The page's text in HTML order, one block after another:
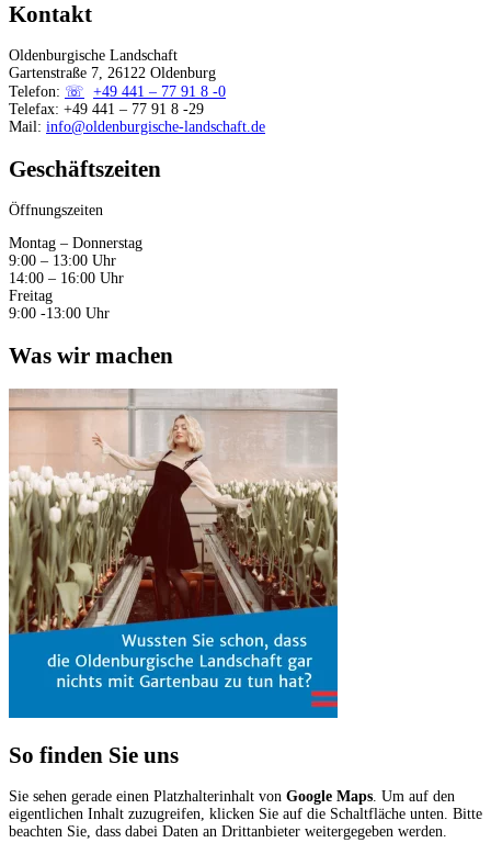
Kontakt
Oldenburgische Landschaft
Gartenstraße 7, 26122 Oldenburg
Telefon:
+49 441 – 77 91 8 -0
Telefax: +49 441 – 77 91 8 -29
Mail: info@oldenburgische-landschaft.de
Geschäftszeiten
Öffnungszeiten
Montag – Donnerstag
9:00 – 13:00 Uhr
14:00 – 16:00 Uhr
Freitag
9:00 -13:00 Uhr
Was wir machen
So finden Sie uns
Sie sehen gerade einen Platzhalterinhalt von Google Maps . Um auf den
eigentlichen Inhalt zuzugreifen, klicken Sie auf die Schaltfläche unten. Bitte
beachten Sie, dass dabei Daten an Drittanbieter weitergegeben werden.